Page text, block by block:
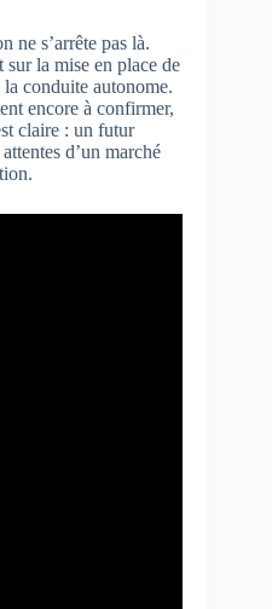
ne s’arrête pas là.
la mise en place de
conduite autonome.
encore à confirmer,
claire : un futur
d’un marché